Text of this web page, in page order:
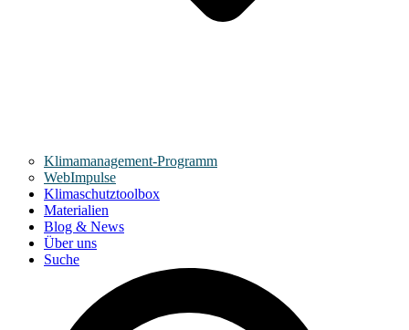
Klimamanagement-Programm
WebImpulse
Klimaschutztoolbox
Materialien
Blog & News
Über uns
Suche